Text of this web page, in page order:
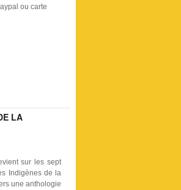
ou carte
LA
sur les sept
Indigènes de la
une anthologie